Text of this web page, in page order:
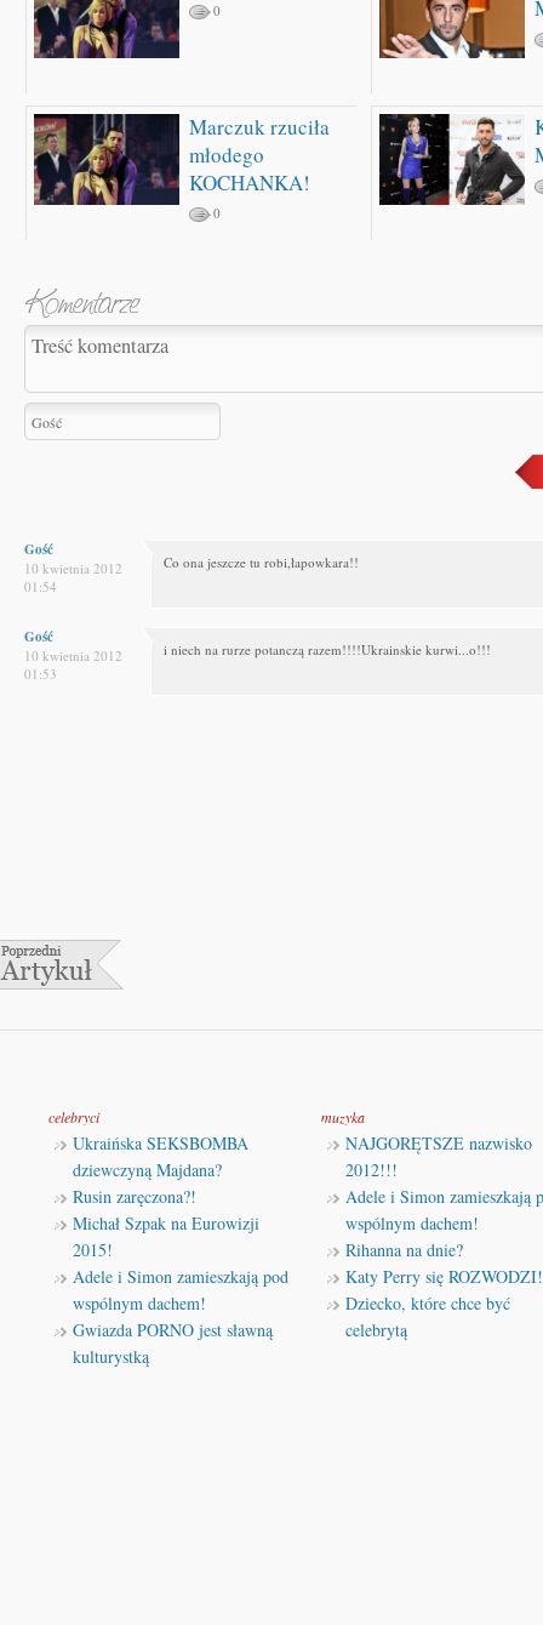
0
Marczuk rzuciła
młodego
KOCHANKA!
0
Gość
10 kwietnia 2012
01:54
Co ona jeszcze tu robi,łapowkara!!
Gość
10 kwietnia 2012
01:53
i niech na rurze potanczą razem!!!!Ukrainskie kurwi...o!!!
celebryci
Ukraińska SEKSBOMBA
dziewczyną Majdana?
Rusin zaręczona?!
Michał Szpak na Eurowizji
2015!
Adele i Simon zamieszkają pod
wspólnym dachem!
Gwiazda PORNO jest sławną
kulturystką
muzyka
NAJGORĘTSZE nazwisko
2012!!!
Adele i Simon zamieszkają
wspólnym dachem!
Rihanna na dnie?
Katy Perry się ROZWODZI!
Dziecko, które chce być
celebrytą